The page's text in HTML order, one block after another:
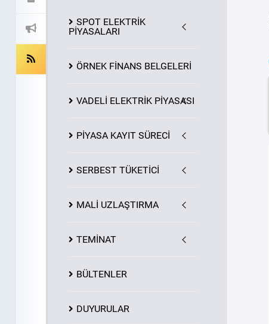
SPOT ELEKTRİK
PİYASALARI
ÖRNEK FİNANS BELGELERİ
VADELİ ELEKTRİK PİYASASI
PİYASAKAYIT SÜRECİ
SERBEST TÜKETİCİ
MALİ UZLAŞTIRMA
TEMİNAT
BÜLTENLER
DUYURULAR